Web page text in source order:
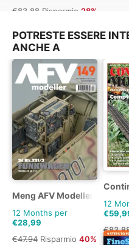
€83.88 Risparmio 28%
POTRESTE ESSERE
ANCHE A
Meng AFV Modeller
12 Months per
€28,99
€47.94 Risparmio 40%
12